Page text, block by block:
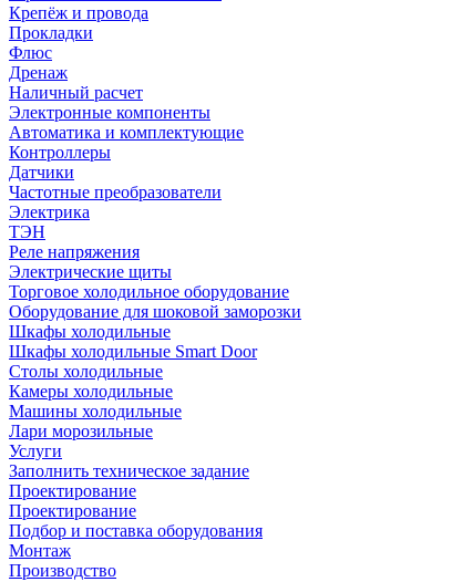
Крепёж и провода
Прокладки
Флюс
Дренаж
Наличный расчет
Электронные компоненты
Автоматика и комплектующие
Контроллеры
Датчики
Частотные преобразователи
Электрика
ТЭН
Реле напряжения
Электрические щиты
Торговое холодильное оборудование
Оборудование для шоковой заморозки
Шкафы холодильные
Шкафы холодильные Smart Door
Столы холодильные
Камеры холодильные
Машины холодильные
Лари морозильные
Услуги
Заполнить техническое задание
Проектирование
Проектирование
Подбор и поставка оборудования
Монтаж
Производство